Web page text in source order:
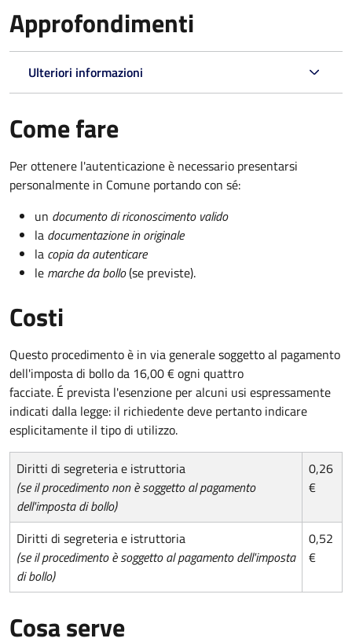
Approfondimenti
Ulteriori informazioni
Come fare
Per ottenere l'autenticazione è necessario presentarsi
personalmente in Comune portando con sé:
un documento di riconoscimento valido
la documentazione in originale
la copia da autenticare
le marche da bollo(se previste).
Costi
Questo procedimento è in via generale soggetto al pagamento
dell'imposta di bollo da 16,00 € ogni quattro
facciate. É prevista l'esenzione per alcuni usi espressamente
indicati dalla legge: il richiedente deve pertanto indicare
esplicitamente il tipo di utilizzo.
Diritti di segreteria e istruttoria
(se il procedimento non è soggetto al pagamento
dell'imposta di bollo)
0,26
€
Diritti di segreteria e istruttoria
(se il procedimento è soggetto al pagamento dell'imposta
di bollo)
0,52
€
Cosa serve